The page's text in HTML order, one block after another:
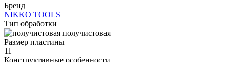
Бренд
NIKKO TOOLS
Тип обработки
получистовая
Размер пластины
11
Конструктивные особенности